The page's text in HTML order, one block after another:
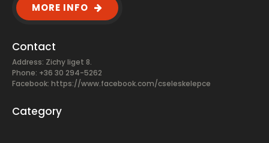
MORE INFO
Contact
Address: Zichy liget 8.
Phone: +36 30 294-5262
Facebook: https://www.facebook.com/cseleskelepce
Category